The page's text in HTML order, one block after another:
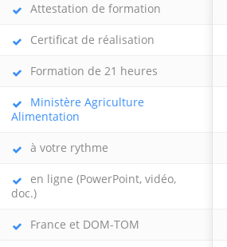
Attestation de formation
Certificat de réalisation
Formation de 21 heures
Ministère Agriculture
Alimentation
à votre rythme
en ligne (PowerPoint, vidéo,
doc.)
France et DOM-TOM